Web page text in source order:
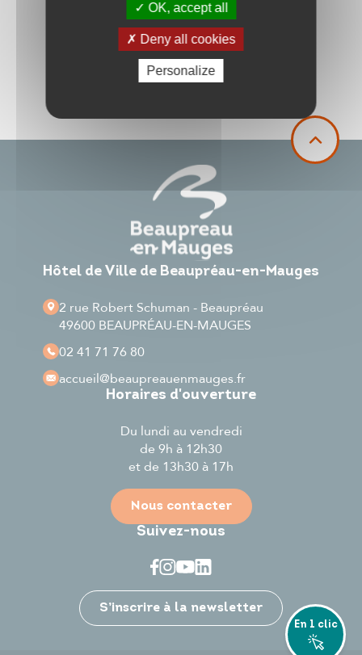
Je participe
Hôtel de Ville de Beaupréau-en-Mauges
2 rue Robert Schuman - Beaupréau
49600 BEAUPRÉAU-EN-MAUGES
02 41 71 76 80
accueil@beaupreauenmauges.fr
Horaires d'ouverture
Du lundi au vendredi
de 9h à 12h30
et de 13h30 à 17h
Nous contacter
Suivez-nous
S’inscrire à la newsletter
En 1 clic
OK, accept all
Deny all cookies
Personalize